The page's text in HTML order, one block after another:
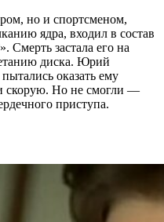
но и спортсменом,
ядра, входил в состав
Смерть застала его на
диска. Юрий
оказать ему
скорую. Но не смогли —
приступа.